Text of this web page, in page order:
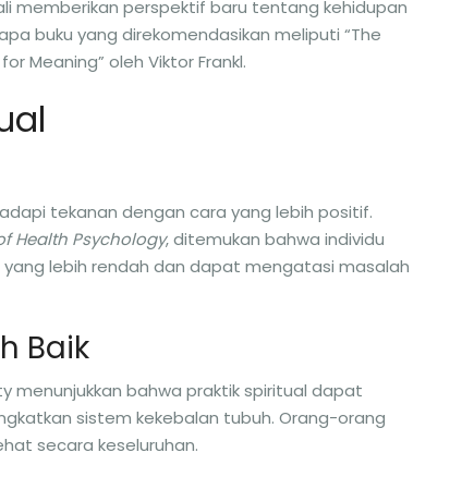
memberikan perspektif baru tentang kehidupan
buku yang direkomendasikan meliputi “The
Meaning” oleh Viktor Frankl.
tekanan dengan cara yang lebih positif.
Health Psychology, ditemukan bahwa individu
lebih rendah dan dapat mengatasi masalah
Baik
menunjukkan bahwa praktik spiritual dapat
sistem kekebalan tubuh. Orang-orang
secara keseluruhan.